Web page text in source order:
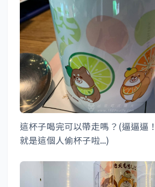
這杯子喝完可以帶走嗎？(逼逼逼
就是這個人偷杯子啦...)